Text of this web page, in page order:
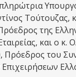
Τούτουζας,
της
και ο κ.
Πρόεδρος του